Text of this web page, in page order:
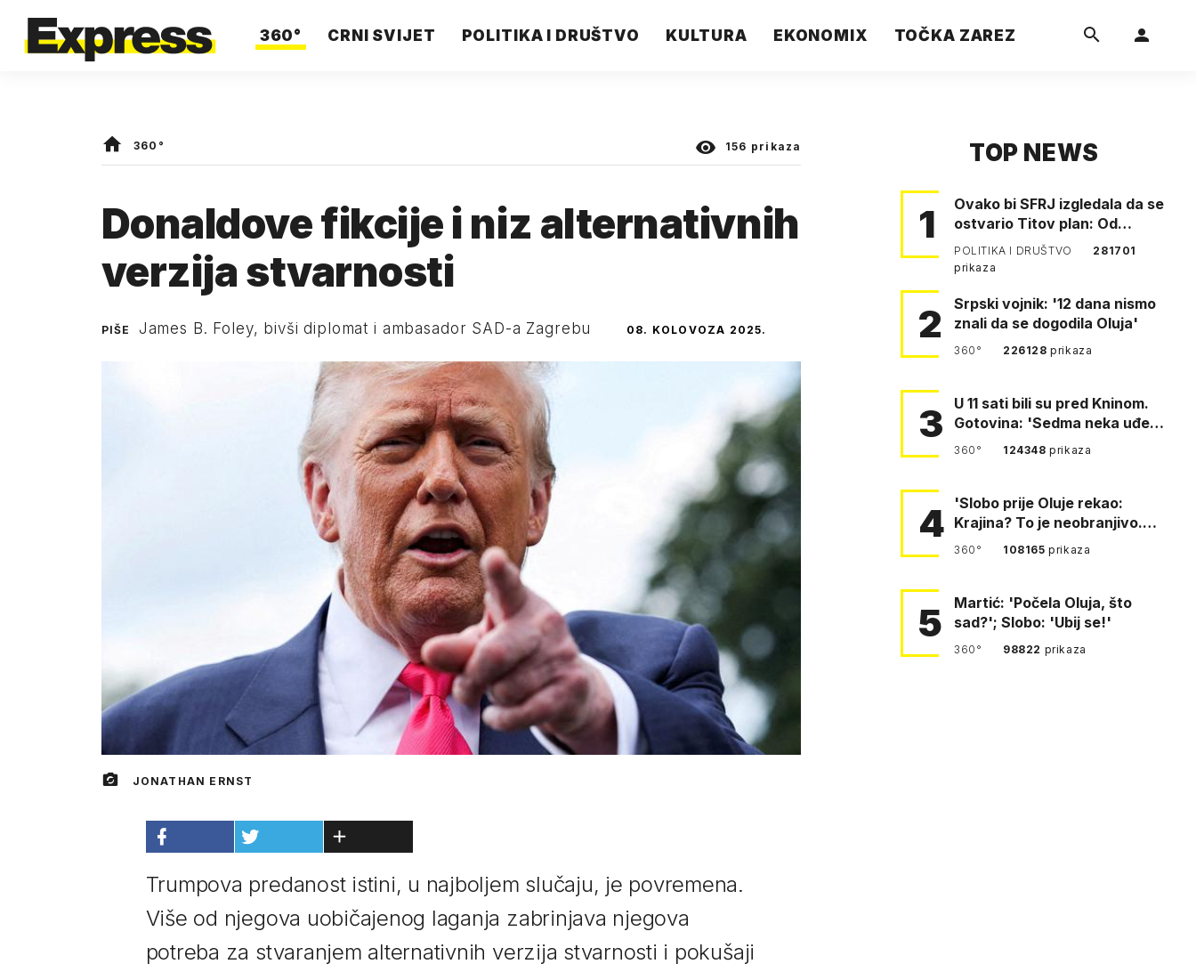
360° CRNI SVIJET POLITIKA I DRUŠTVO KULTURA EKONOMIX TOČKA ZAREZ
360° 156 prikaza
Donaldove fikcije i niz alternativnih
verzija stvarnosti
PIŠE James B. Foley, bivši diplomat i ambasador SAD-a Zagrebu 08. KOLOVOZA 2025.
JONATHAN ERNST
Trumpova predanost istini, u najboljem slučaju, je povremena.
Više od njegova uobičajenog laganja zabrinjava njegova
potreba za stvaranjem alternativnih verzija stvarnosti i pokušaji
TOP NEWS
1
Ovako bi SFRJ izgledala da se
ostvario Titov plan: Od
Klagenfurta do Istanbula!
POLITIKA I DRUŠTVO
281701
prikaza
2
Srpski vojnik: '12 dana nismo
znali da se dogodila Oluja'
360° 226128prikaza
3
U 11 sati bili su pred Kninom.
Gotovina: 'Sedma neka uđe,
4. gardijska neka g…
360° 124348prikaza
4
'Slobo prije Oluje rekao:
Krajina? To je neobranjivo.
Tuđmana zvao Krivousti'
360° 108165prikaza
5
Martić: 'Počela Oluja, što
sad?'; Slobo: 'Ubij se!'
360° 98822 prikaza